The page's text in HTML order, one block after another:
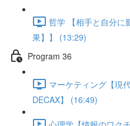
哲学 【相手と自分に
果】】 (13:29)
Program 36
マーケティング【現
DECAX】 (16:49)